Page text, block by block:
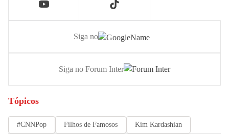
Siga no
Siga no Forum Inter
Tópicos
#CNNPop Filhos de Famosos Kim Kardashian